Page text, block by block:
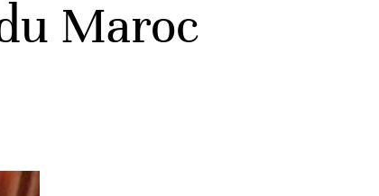
Maroc